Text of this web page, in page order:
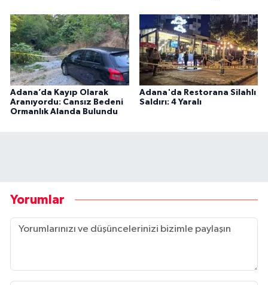
Adana’da Kayıp Olarak
Aranıyordu: Cansız Bedeni
Ormanlık Alanda Bulundu
Adana'da Restorana Silahlı
Saldırı: 4 Yaralı
Yorumlar